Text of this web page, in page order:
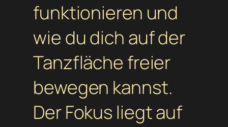
funktionieren und
wie du dich auf der
Tanzfläche freier
bewegen kannst.
Der Fokus liegt auf